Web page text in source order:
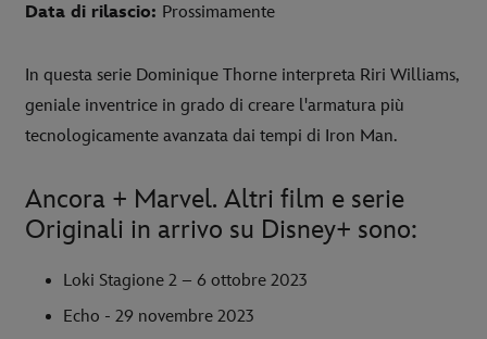
Data di rilascio: Prossimamente
In questa serie Dominique Thorne interpreta Riri Williams,
geniale inventrice in grado di creare l'armatura più
tecnologicamente avanzata dai tempi di Iron Man.
Ancora + Marvel. Altri film e serie
Originali in arrivo su Disney+ sono:
Loki Stagione 2 – 6 ottobre 2023
Echo - 29 novembre 2023